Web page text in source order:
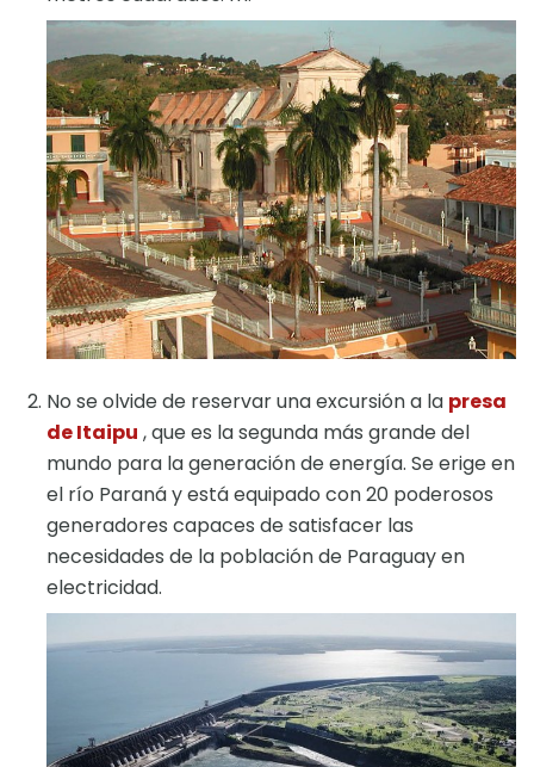
No se olvide de reservar una excursión a la presa
de Itaipu , que es la segunda más grande del
mundo para la generación de energía. Se erige en
el río Paraná y está equipado con 20 poderosos
generadores capaces de satisfacer las
necesidades de la población de Paraguay en
electricidad.